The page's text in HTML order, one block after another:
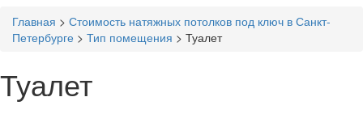
Главная > Стоимость натяжных потолков под ключ в Санкт-
Петербурге > Тип помещения > Туалет
Туалет